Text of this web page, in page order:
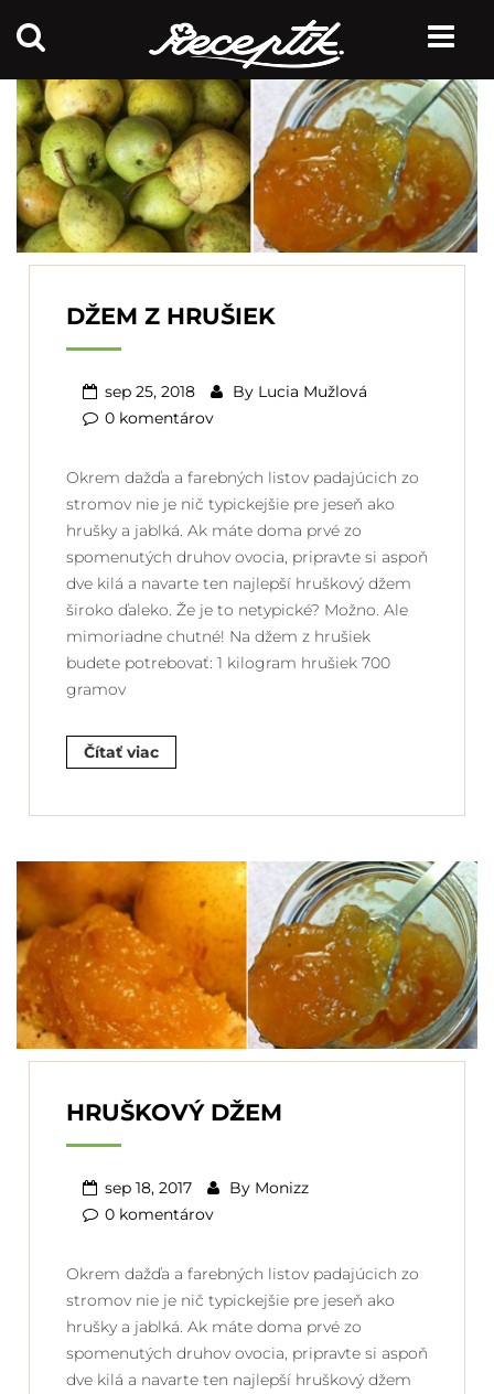
DŽEM Z HRUŠIEK
sep 25, 2018 By Lucia Mužlová
0 komentárov
Okrem dažďa a farebných listov padajúcich zo
stromov nie je nič typickejšie pre jeseň ako
hrušky a jablká. Ak máte doma prvé zo
spomenutých druhov ovocia, pripravte si aspoň
dve kilá a navarte ten najlepší hruškový džem
široko ďaleko. Že je to netypické? Možno. Ale
mimoriadne chutné! Na džem z hrušiek
budete potrebovať: 1 kilogram hrušiek 700
gramov
Čítať viac
HRUŠKOVÝ DŽEM
sep 18, 2017 By Monizz
0 komentárov
Okrem dažďa a farebných listov padajúcich zo
stromov nie je nič typickejšie pre jeseň ako
hrušky a jablká. Ak máte doma prvé zo
spomenutých druhov ovocia, pripravte si aspoň
dve kilá a navarte ten najlepší hruškový džem